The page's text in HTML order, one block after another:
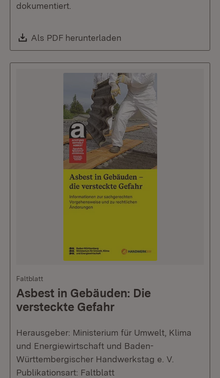
dokumentiert.
Download:
Als PDF herunterladen
Faltblatt
Asbest in Gebäuden: Die
versteckte Gefahr
Herausgeber: Ministerium für Umwelt, Klima
und Energiewirtschaft und Baden-
Württembergischer Handwerkstag e. V.
Publikationsart: Faltblatt